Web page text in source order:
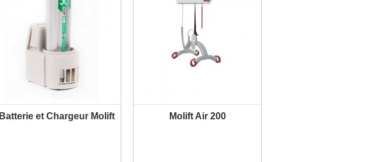
Batterie et Chargeur Molift Molift Air 200
PLUS D'INFORMATION PLUS D'INFORMATION